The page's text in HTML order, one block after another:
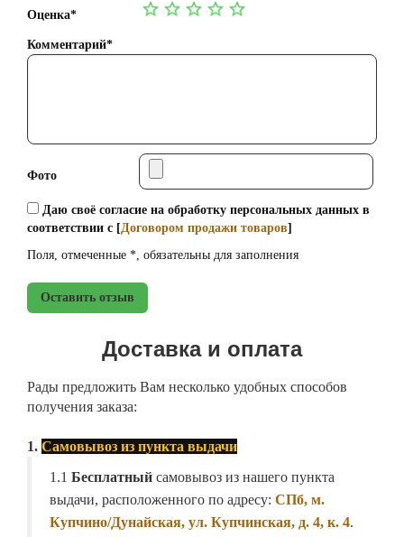
Оценка*
Комментарий*
Фото
Даю своё согласие на обработку персональных данных в
соответствии с [Договором продажи товаров]
Поля, отмеченные *, обязательны для заполнения
Оставить отзыв
Доставка и оплата
Рады предложить Вам несколько удобных способов
получения заказа:
1. Самовывоз из пункта выдачи
1.1 Бесплатный самовывоз из нашего пункта
выдачи, расположенного по адресу: СПб, м.
Купчино/Дунайская, ул. Купчинская, д. 4, к. 4.